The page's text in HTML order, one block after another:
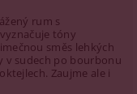
rum s
tóny
směs lehkých
v sudech po bourbonu
Zaujme ale i